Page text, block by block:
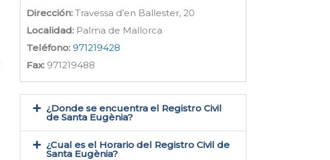
Dirección: Travessa d’en Ballester, 20
Localidad: Palma de Mallorca
Teléfono: 971219428
Fax: 971219488
¿Donde se encuentra el Registro Civil
de Santa Eugènia​?
¿Cual es el Horario del Registro Civil de
Santa Eugènia?